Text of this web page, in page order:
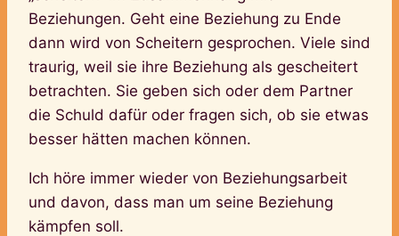
Beziehungen. Geht eine Beziehung zu Ende
dann wird von Scheitern gesprochen. Viele sind
traurig, weil sie ihre Beziehung als gescheitert
betrachten. Sie geben sich oder dem Partner
die Schuld dafür oder fragen sich, ob sie etwas
besser hätten machen können.
Ich höre immer wieder von Beziehungsarbeit
und davon, dass man um seine Beziehung
kämpfen soll.